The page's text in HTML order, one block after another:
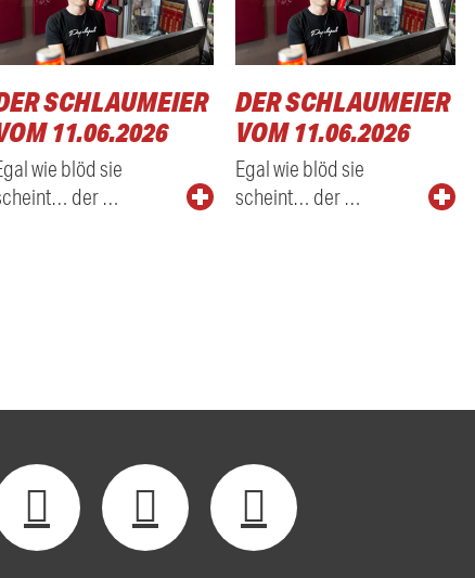
SCHLAUMEIER
11.06.2026
wie blöd sie
der …
DER SCHLAUMEIER
VOM 11.06.2026
Egal wie blöd sie
scheint… der …